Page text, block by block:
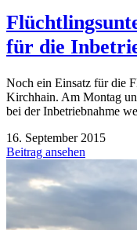
für die
Noch ein Einsatz für die
Kirchhain. Am Montag
bei der Inbetriebnahme
16. September 2015
Beitrag ansehen